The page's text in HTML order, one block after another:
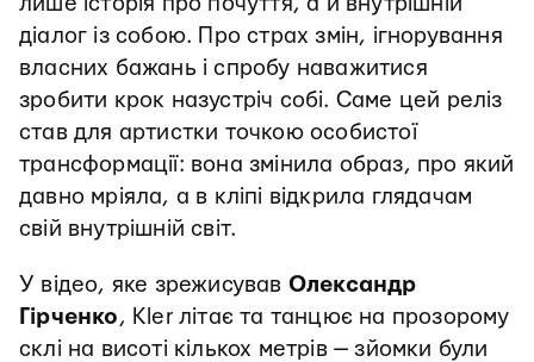
діалог із собою. Про страх змін, ігнорування
власних бажань і спробу наважитися
зробити крок назустріч собі. Саме цей реліз
став для артистки точкою особистої
трансформації: вона змінила образ, про який
давно мріяла, а в кліпі відкрила глядачам
свій внутрішній світ.
У відео, яке зрежисував Олександр
Гірченко , Kler літає та танцює на прозорому
склі на висоті кількох метрів — зйомки були